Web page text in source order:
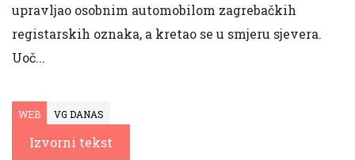
upravljao osobnim automobilom zagrebačkih
registarskih oznaka, a kretao se u smjeru sjevera.
Uoč...
WEB VG DANAS
Izvorni tekst